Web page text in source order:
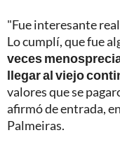
"Fue interesante
Lo cumplí, que fue
veces
llegar al viejo
valores que se
afirmó de entrada,
Palmeiras.